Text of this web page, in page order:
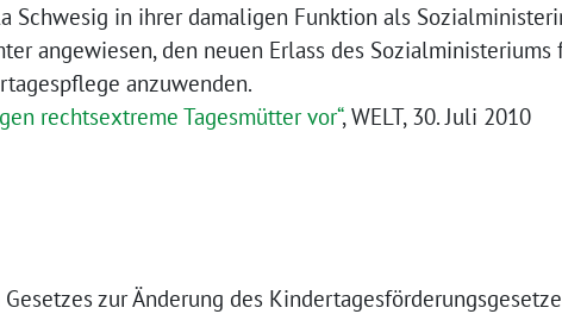
Schwesig in ihrer damaligen Funktion als
angewiesen, den neuen Erlass des
anzuwenden.
rechtsextreme Tagesmütter vor“, WELT, 30. Juli 2010
zur Änderung des